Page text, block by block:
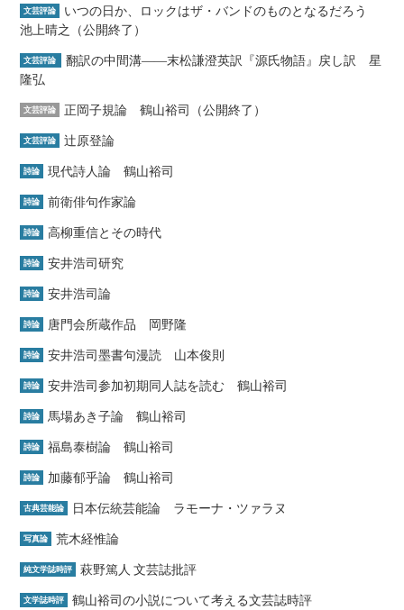
文芸評論
いつの日か、ロックはザ・バンドのものとなるだろう
池上晴之（公開終了）
文芸評論
翻訳の中間溝――末松謙澄英訳『源氏物語』戻し訳 星
隆弘
文芸評論 正岡子規論 鶴山裕司（公開終了）
文芸評論 辻原登論
詩論 現代詩人論 鶴山裕司
詩論 前衛俳句作家論
詩論 高柳重信とその時代
詩論 安井浩司研究
詩論 安井浩司論
詩論 唐門会所蔵作品 岡野隆
詩論 安井浩司墨書句漫読 山本俊則
詩論 安井浩司参加初期同人誌を読む 鶴山裕司
詩論 馬場あき子論 鶴山裕司
詩論 福島泰樹論 鶴山裕司
詩論 加藤郁乎論 鶴山裕司
古典芸能論 日本伝統芸能論 ラモーナ・ツァラヌ
写真論 荒木経惟論
純文学誌時評 萩野篤人 文芸誌批評
文学誌時評 鶴山裕司の小説について考える文芸誌時評